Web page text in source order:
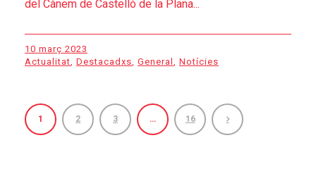
del Cànem de Castelló de la Plana...
10 març 2023
Actualitat Destacadxs General Notícies
1 2 3 … 16